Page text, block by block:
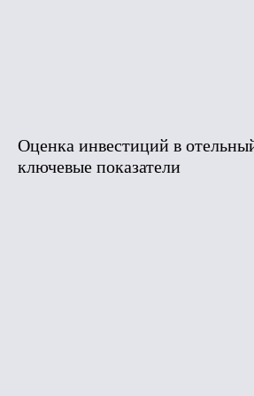
Оценка инвестиций в
ключевые показатели